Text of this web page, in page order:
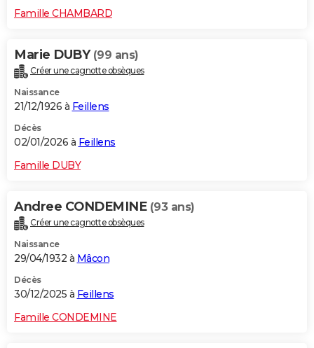
Famille CHAMBARD
Marie DUBY (99 ans)
Créer une cagnotte obsèques
Naissance
21/12/1926 à Feillens
Décès
02/01/2026 à Feillens
Famille DUBY
Andree CONDEMINE (93 ans)
Créer une cagnotte obsèques
Naissance
29/04/1932 à Mâcon
Décès
30/12/2025 à Feillens
Famille CONDEMINE